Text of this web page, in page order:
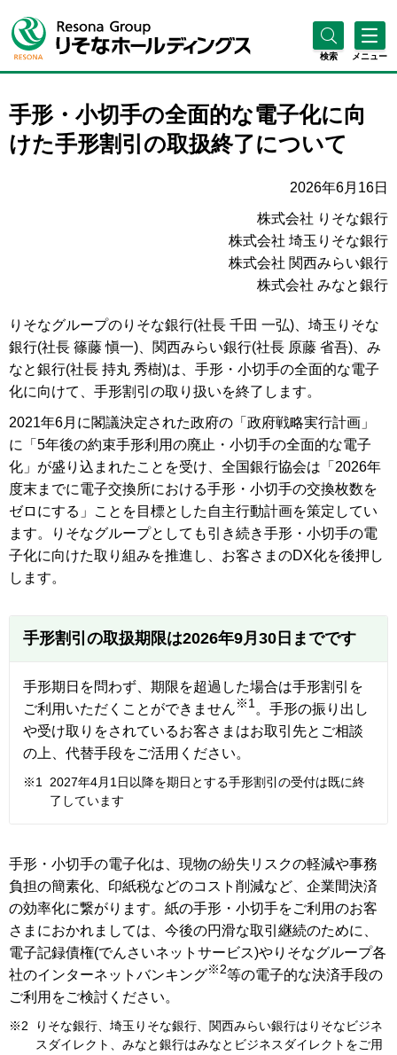
検索 メニュー
手形・小切手の全面的な電子化に向
けた手形割引の取扱終了について
2026年6月16日
株式会社 りそな銀行
株式会社 埼玉りそな銀行
株式会社 関西みらい銀行
株式会社 みなと銀行
りそなグループのりそな銀行(社長 千田 一弘)、埼玉りそな
銀行(社長 篠藤 愼一)、関西みらい銀行(社長 原藤 省吾)、み
なと銀行(社長 持丸 秀樹)は、手形・小切手の全面的な電子
化に向けて、手形割引の取り扱いを終了します。
2021年6月に閣議決定された政府の「政府戦略実行計画」
に「5年後の約束手形利用の廃止・小切手の全面的な電子
化」が盛り込まれたことを受け、全国銀行協会は「2026年
度末までに電子交換所における手形・小切手の交換枚数を
ゼロにする」ことを目標とした自主行動計画を策定してい
ます。りそなグループとしても引き続き手形・小切手の電
子化に向けた取り組みを推進し、お客さまのDX化を後押し
します。
手形割引の取扱期限は2026年9月30日までです
手形期日を問わず、期限を超過した場合は手形割引を
ご利用いただくことができません ※1。手形の振り出し
や受け取りをされているお客さまはお取引先とご相談
の上、代替手段をご活用ください。
※1
2027年4月1日以降を期日とする手形割引の受付は既に終
了しています
手形・小切手の電子化は、現物の紛失リスクの軽減や事務
負担の簡素化、印紙税などのコスト削減など、企業間決済
の効率化に繋がります。紙の手形・小切手をご利用のお客
さまにおかれましては、今後の円滑な取引継続のために、
電子記録債権(でんさいネットサービス)やりそなグループ各
社のインターネットバンキング※2等の電子的な決済手段の
ご利用をご検討ください。
※2
りそな銀行、埼玉りそな銀行、関西みらい銀行はりそなビジネ
スダイレクト、みなと銀行はみなとビジネスダイレクトをご用